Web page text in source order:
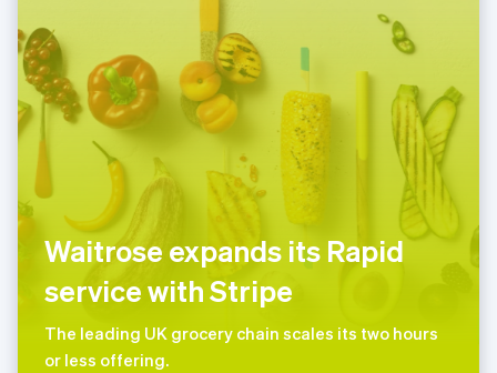
Waitrose expands its Rapid
service with Stripe
The leading UK grocery chain scales its two hours
or less offering.
English
马来西亚
English简体中文
EnglishEspañol
墨西哥
Español English
挪威
English
葡萄牙
PortuguêsEnglish
日本語English
瑞典